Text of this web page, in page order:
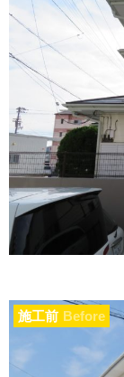
施工前 Before